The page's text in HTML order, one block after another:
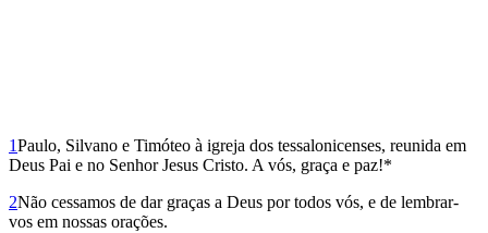
1Paulo, Silvano e Timóteo à igreja dos tessalonicenses, reunida em
Deus Pai e no Senhor Jesus Cristo. A vós, graça e paz!*
2Não cessamos de dar graças a Deus por todos vós, e de lembrar-
vos em nossas orações.